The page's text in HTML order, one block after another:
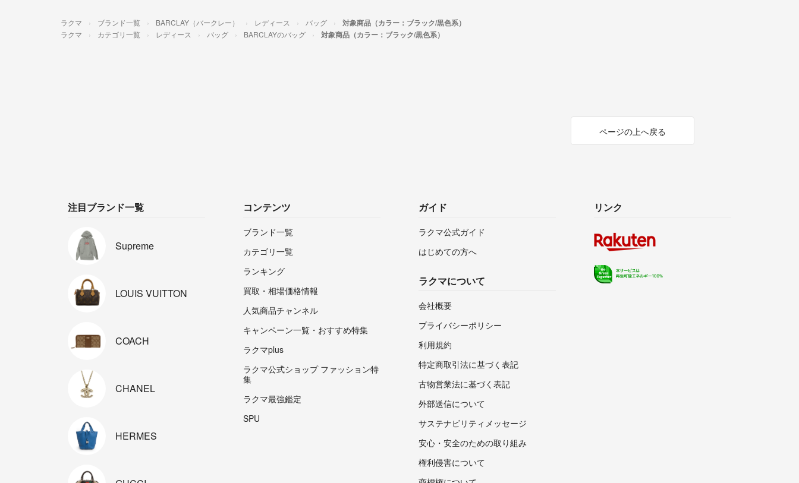
ラクマ ブランド一覧 BARCLAY（バークレー） レディース バッグ 対象商品（カラー：ブラック/黒色系）
ラクマ カテゴリ一覧 レディース バッグ BARCLAYのバッグ 対象商品（カラー：ブラック/黒色系）
ページの上へ戻る
注目ブランド一覧
Supreme
LOUIS VUITTON
COACH
CHANEL
HERMES
コンテンツ
ブランド一覧
カテゴリ一覧
ランキング
買取・相場価格情報
人気商品チャンネル
キャンペーン一覧・おすすめ特集
ラクマplus
ラクマ公式ショップ ファッション特
集
ラクマ最強鑑定
SPU
ガイド
ラクマ公式ガイド
はじめての方へ
ラクマについて
会社概要
プライバシーポリシー
利用規約
特定商取引法に基づく表記
古物営業法に基づく表記
外部送信について
サステナビリティメッセージ
安心・安全のための取り組み
権利侵害について
リンク